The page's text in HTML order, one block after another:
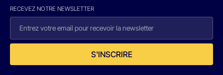
RECEVEZ NOTRE NEWSLETTER
S'INSCRIRE